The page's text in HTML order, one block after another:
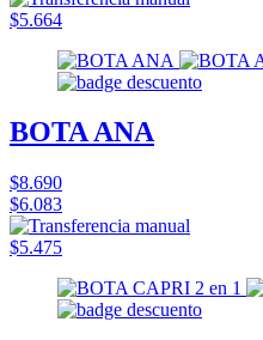
$5.664
BOTA ANA
$8.690
$6.083
$5.475